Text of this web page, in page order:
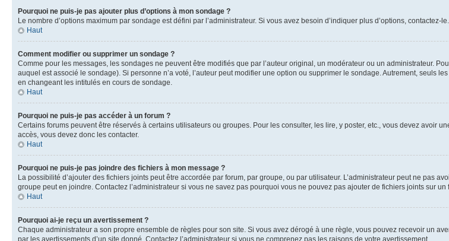
Pourquoi ne puis-je pas ajouter plus d’options à mon sondage ?
Le nombre d’options maximum par sondage est défini par l’administrateur. Si vous avez besoin d’indiquer plus d’options, contactez-le.
Haut
Comment modifier ou supprimer un sondage ?
Comme pour les messages, les sondages ne peuvent être modifiés que par l’auteur original, un modérateur ou un administrateur.
auquel est associé le sondage). Si personne n’a voté, l’auteur peut modifier une option ou supprimer le sondage. Autrement, seuls
en changeant les intitulés en cours de sondage.
Haut
Pourquoi ne puis-je pas accéder à un forum ?
Certains forums peuvent être réservés à certains utilisateurs ou groupes. Pour les consulter, les lire, y poster, etc., vous devez avoir
accès, vous devez donc les contacter.
Haut
Pourquoi ne puis-je pas joindre des fichiers à mon message ?
La possibilité d’ajouter des fichiers joints peut être accordée par forum, par groupe, ou par utilisateur. L’administrateur peut ne pas
groupe peut en joindre. Contactez l’administrateur si vous ne savez pas pourquoi vous ne pouvez pas ajouter de fichiers joints sur un
Haut
Pourquoi ai-je reçu un avertissement ?
Chaque administrateur a son propre ensemble de règles pour son site. Si vous avez dérogé à une règle, vous pouvez recevoir un
par les avertissements d’un site donné. Contactez l’administrateur si vous ne comprenez pas les raisons de votre avertissement.